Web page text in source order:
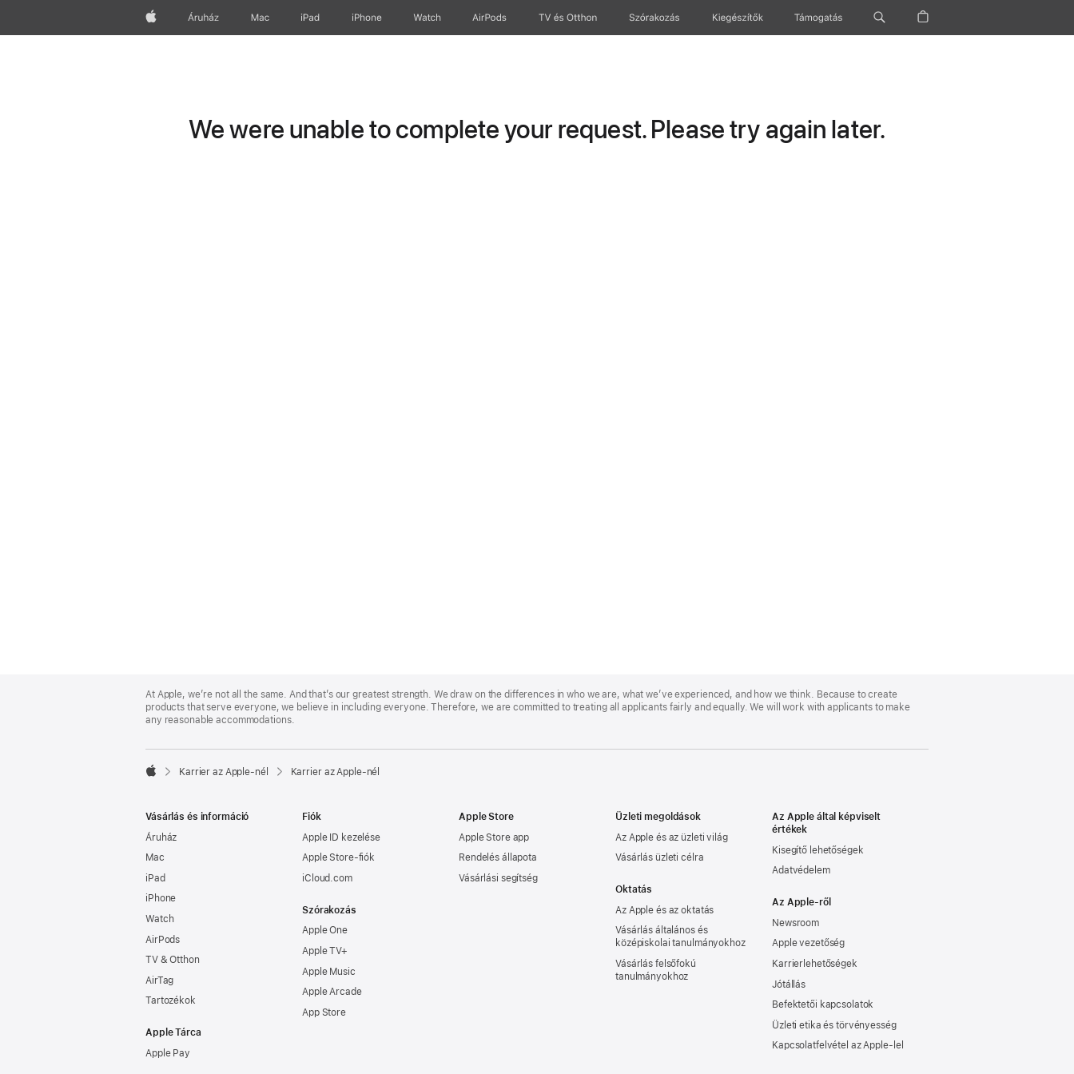
AppleÁruház Mac iPad iPhone Watch AirPods TV és Otthon Szórakozás Kiegészítők Támogatás
We were unable to complete your request. Please try again later.
Footer
At Apple, we’re not all the same. And that’s our greatest strength. We draw on the differences in who we are, what we’ve experienced, and how we think. Because to create
products that serve everyone, we believe in including everyone. Therefore, we are committed to treating all applicants fairly and equally. We will work with applicants to make
any reasonable accommodations.

Karrier az Apple‑nél Karrier az Apple‑nél
Vásárlás és információ
Áruház
Mac
iPad
iPhone
Watch
AirPods
TV & Otthon
AirTag
Tartozékok
Apple Tárca
Apple Pay
Fiók
Apple ID kezelése
Apple Store-fiók
iCloud.com
Szórakozás
Apple One
Apple TV+
Apple Music
Apple Arcade
App Store
Apple Store
Apple Store app
Rendelés állapota
Vásárlási segítség
Üzleti megoldások
Az Apple és az üzleti világ
Vásárlás üzleti célra
Oktatás
Az Apple és az oktatás
Vásárlás általános és
középiskolai tanulmányokhoz
Vásárlás felsőfokú
tanulmányokhoz
Az Apple által képviselt
értékek
Kisegítő lehetőségek
Adatvédelem
Az Apple-ről
Newsroom
Apple vezetőség
Karrierlehetőségek
Jótállás
Befektetői kapcsolatok
Üzleti etika és törvényesség
Kapcsolatfelvétel az Apple-lel